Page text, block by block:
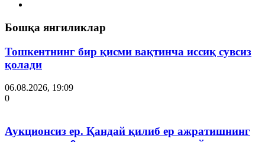
Бошқа янгиликлар
Тошкентнинг бир қисми вақтинча иссиқ сувсиз
қолади
06.08.2026, 19:09
0
Аукционсиз ер. Қандай қилиб ер ажратишнинг